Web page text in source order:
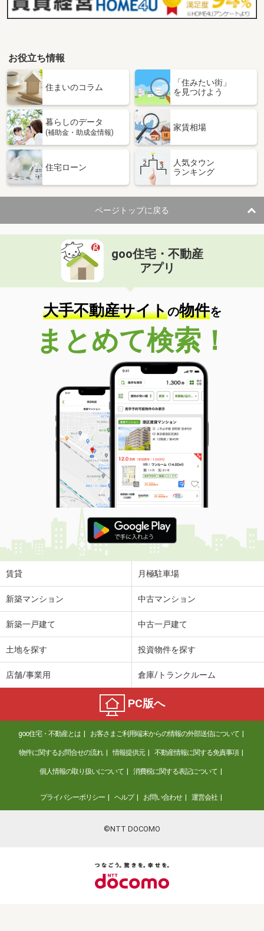
お役立ち情報
住まいのコラム
「住みたい街」
を見つけよう
暮らしのデータ
(補助金・助成金情報)
家賃相場
住宅ローン
人気タウン
ランキング
ページトップに戻る
goo住宅・不動産
アプリ
大手不動産サイトの物件を
まとめて検索！
賃貸 月極駐車場
新築マンション 中古マンション
新築一戸建て 中古一戸建て
土地を探す 投資物件を探す
店舗/事業用 倉庫/トランクルーム
PC版へ
goo住宅・不動産とは お客さまご利用端末からの情報の外部送信について
物件に関するお問合せの流れ 情報提供元 不動産情報に関する免責事項
個人情報の取り扱いについて 消費税に関する表記について
プライバシーポリシー ヘルプ お問い合わせ 運営会社
©NTT DOCOMO